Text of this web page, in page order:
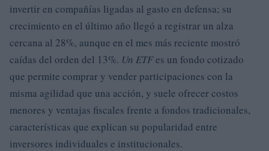
invertir en compañías ligadas al gasto en defensa; su
crecimiento en el último año llegó a registrar un alza
cercana al 28%, aunque en el mes más reciente mostró
caídas del orden del 13%. Un ETFes un fondo cotizado
que permite comprar y vender participaciones con la
misma agilidad que una acción, y suele ofrecer costos
menores y ventajas fiscales frente a fondos tradicionales,
características que explican su popularidad entre
inversores individuales e institucionales.